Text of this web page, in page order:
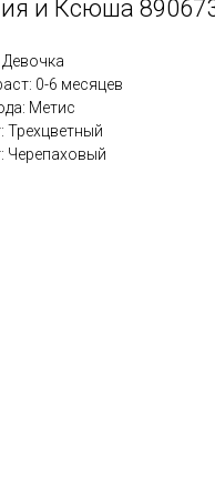
и Ксюша
0-6 месяцев
Метис
Трехцветный
Черепаховый